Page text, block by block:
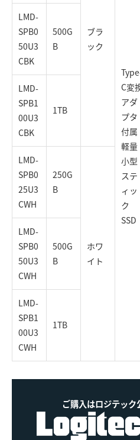
ブラ
ック
C変
アダ
プタ
付属
軽量
小型
ステ
ィッ
ク
SSD
LMD-
SPB0
50U3
CBK
500G
B
LMD-
SPB1
00U3
CBK
1TB
LMD-
SPB0
25U3
CWH
250G
B
ホワ
イト
LMD-
SPB0
50U3
CWH
500G
B
LMD-
SPB1
00U3
CWH
1TB
ご購入はロジテッ